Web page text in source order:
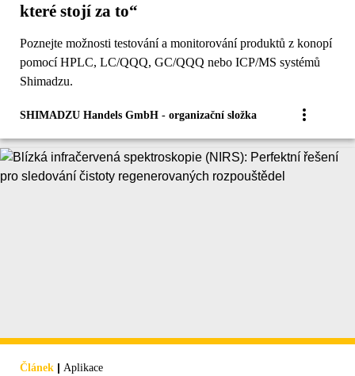
které stojí za to“
Poznejte možnosti testování a monitorování produktů z konopí
pomocí HPLC, LC/QQQ, GC/QQQ nebo ICP/MS systémů
Shimadzu.
SHIMADZU Handels GmbH - organizační složka
Článek | Aplikace